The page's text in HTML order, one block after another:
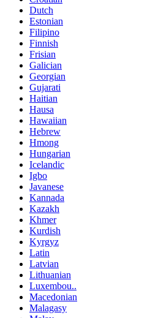
Dutch
Estonian
Filipino
Finnish
Frisian
Galician
Georgian
Gujarati
Haitian
Hausa
Hawaiian
Hebrew
Hmong
Hungarian
Icelandic
Igbo
Javanese
Kannada
Kazakh
Khmer
Kurdish
Kyrgyz
Latin
Latvian
Lithuanian
Luxembou..
Macedonian
Malagasy